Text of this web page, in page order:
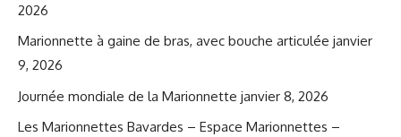
2026
Marionnette à gaine de bras, avec bouche articulée janvier
9, 2026
Journée mondiale de la Marionnette janvier 8, 2026
Les Marionnettes Bavardes – Espace Marionnettes –